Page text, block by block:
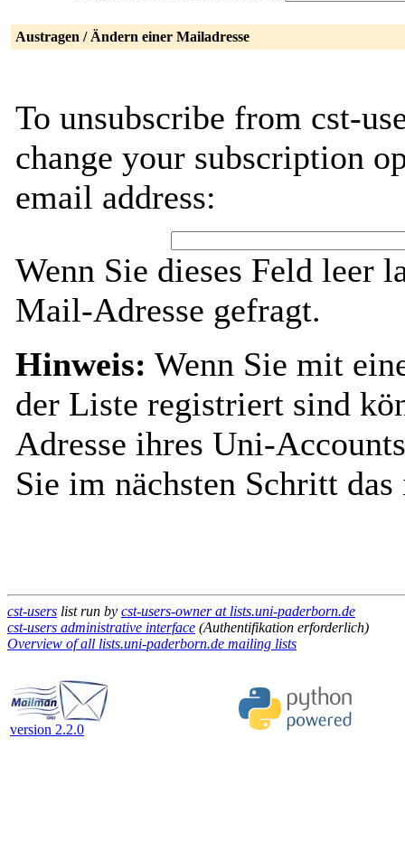
Austragen / Ändern einer Mailadresse
To unsubscribe from cst-
change your subscription
email address:
Wenn Sie dieses Feld leer
Mail-Adresse gefragt.
Hinweis: Wenn Sie mit
der Liste registriert sind
Adresse ihres Uni-
Sie im nächsten Schritt
cst-users list run by cst-users-owner at lists.uni-paderborn.de
cst-users administrative interface (Authentifikation erforderlich)
Overview of all lists.uni-paderborn.de mailing lists
version 2.2.0